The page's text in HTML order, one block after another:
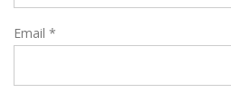
Email *